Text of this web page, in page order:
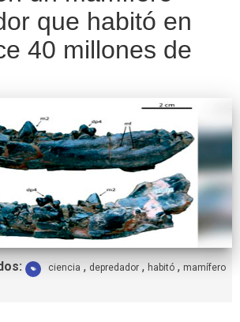
que habitó en
40 millones de
Etiquetas:
ciencia , depredador , habitó , mamífero